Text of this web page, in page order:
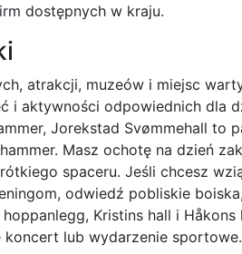
dostępnych w kraju.
atrakcji, muzeów i miejsc
i aktywności odpowiednich dla
Jorekstad Svømmehall to
Masz ochotę na dzień
spaceru. Jeśli chcesz
odwiedź pobliskie
Kristins hall i Håkons
lub wydarzenie sportowe.